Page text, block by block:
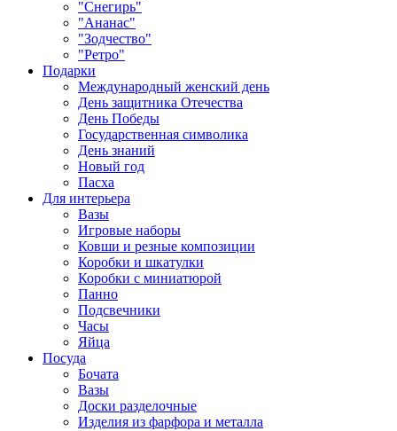
"Снегирь"
"Ананас"
"Зодчество"
"Ретро"
Подарки
Международный женский день
День защитника Отечества
День Победы
Государственная символика
День знаний
Новый год
Пасха
Для интерьера
Вазы
Игровые наборы
Ковши и резные композиции
Коробки и шкатулки
Коробки с миниатюрой
Панно
Подсвечники
Часы
Яйца
Посуда
Бочата
Вазы
Доски разделочные
Изделия из фарфора и металла